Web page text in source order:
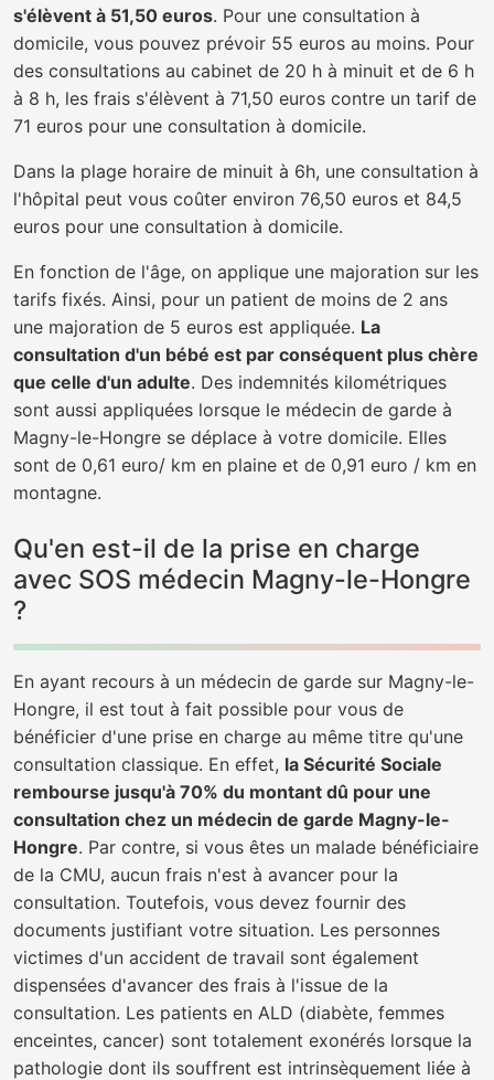
s'élèvent à 51,50 euros. Pour une consultation à
domicile, vous pouvez prévoir 55 euros au moins. Pour
des consultations au cabinet de 20 h à minuit et de 6 h
à 8 h, les frais s'élèvent à 71,50 euros contre un tarif de
71 euros pour une consultation à domicile.
Dans la plage horaire de minuit à 6h, une consultation à
l'hôpital peut vous coûter environ 76,50 euros et 84,5
euros pour une consultation à domicile.
En fonction de l'âge, on applique une majoration sur les
tarifs fixés. Ainsi, pour un patient de moins de 2 ans
une majoration de 5 euros est appliquée. La
consultation d'un bébé est par conséquent plus chère
que celle d'un adulte. Des indemnités kilométriques
sont aussi appliquées lorsque le médecin de garde à
Magny-le-Hongre se déplace à votre domicile. Elles
sont de 0,61 euro/ km en plaine et de 0,91 euro / km en
montagne.
Qu'en est-il de la prise en charge
avec SOS médecin Magny-le-Hongre
?
En ayant recours à un médecin de garde sur Magny-le-
Hongre, il est tout à fait possible pour vous de
bénéficier d'une prise en charge au même titre qu'une
consultation classique. En effet, la Sécurité Sociale
rembourse jusqu'à 70% du montant dû pour une
consultation chez un médecin de garde Magny-le-
Hongre. Par contre, si vous êtes un malade bénéficiaire
de la CMU, aucun frais n'est à avancer pour la
consultation. Toutefois, vous devez fournir des
documents justifiant votre situation. Les personnes
victimes d'un accident de travail sont également
dispensées d'avancer des frais à l'issue de la
consultation. Les patients en ALD (diabète, femmes
enceintes, cancer) sont totalement exonérés lorsque la
pathologie dont ils souffrent est intrinsèquement liée à